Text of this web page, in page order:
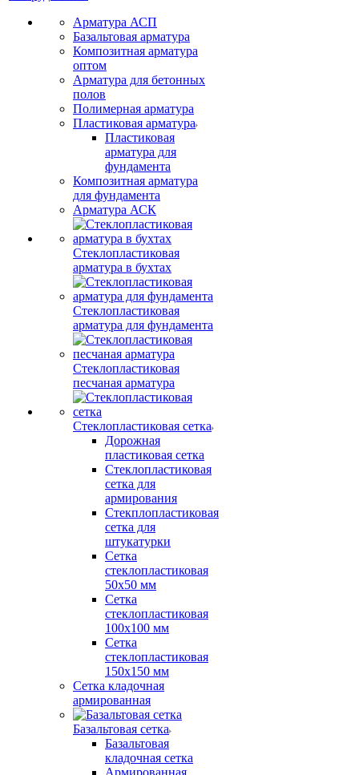
Арматура АСП
Базальтовая арматура
Композитная арматура
оптом
Арматура для бетонных
полов
Полимерная арматура
Пластиковая арматура
Пластиковая
арматура для
фундамента
Композитная арматура
для фундамента
Арматура АСК
Стеклопластиковая
арматура в бухтах
Стеклопластиковая
арматура для фундамента
Стеклопластиковая
песчаная арматура
Стеклопластиковая сетка
Дорожная
пластиковая сетка
Стеклопластиковая
сетка для
армирования
Стекплопластиковая
сетка для
штукатурки
Сетка
стеклопластиковая
50x50 мм
Сетка
стеклопластиковая
100x100 мм
Сетка
стеклопластиковая
150x150 мм
Сетка кладочная
армированная
Базальтовая сетка
Базальтовая
кладочная сетка
Армированная